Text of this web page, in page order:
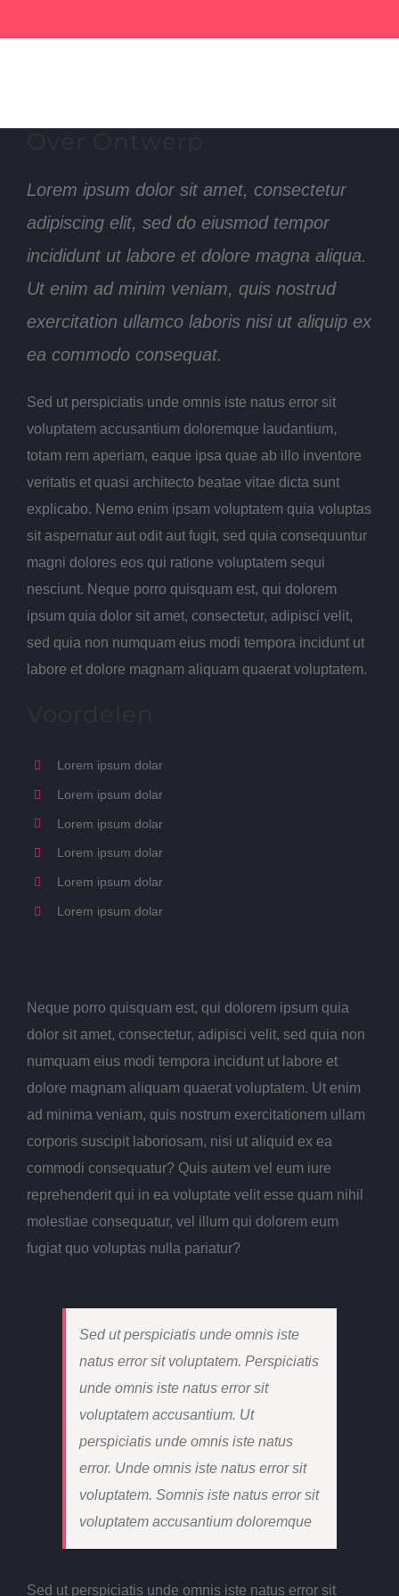
Lorem ipsum dolor sit amet, consectetur
adipiscing elit, sed do eiusmod tempor
incididunt ut labore et dolore magna aliqua.
Ut enim ad minim veniam, quis nostrud
exercitation ullamco laboris nisi ut aliquip ex
ea commodo consequat.
Sed ut perspiciatis unde omnis iste natus error sit
voluptatem accusantium doloremque laudantium,
totam rem aperiam, eaque ipsa quae ab illo inventore
veritatis et quasi architecto beatae vitae dicta sunt
explicabo. Nemo enim ipsam voluptatem quia voluptas
sit aspernatur aut odit aut fugit, sed quia consequuntur
magni dolores eos qui ratione voluptatem sequi
nesciunt. Neque porro quisquam est, qui dolorem
ipsum quia dolor sit amet, consectetur, adipisci velit,
sed quia non numquam eius modi tempora incidunt ut
labore et dolore magnam aliquam quaerat voluptatem.
Lorem ipsum dolar
Lorem ipsum dolar
Lorem ipsum dolar
Lorem ipsum dolar
Lorem ipsum dolar
Lorem ipsum dolar
Neque porro quisquam est, qui dolorem ipsum quia
dolor sit amet, consectetur, adipisci velit, sed quia non
numquam eius modi tempora incidunt ut labore et
dolore magnam aliquam quaerat voluptatem. Ut enim
ad minima veniam, quis nostrum exercitationem ullam
corporis suscipit laboriosam, nisi ut aliquid ex ea
commodi consequatur? Quis autem vel eum iure
reprehenderit qui in ea voluptate velit esse quam nihil
molestiae consequatur, vel illum qui dolorem eum
fugiat quo voluptas nulla pariatur?
Sed ut perspiciatis unde omnis iste
natus error sit voluptatem. Perspiciatis
unde omnis iste natus error sit
voluptatem accusantium. Ut
perspiciatis unde omnis iste natus
error. Unde omnis iste natus error sit
voluptatem. Somnis iste natus error sit
voluptatem accusantium doloremque
Sed ut perspiciatis unde omnis iste natus error sit